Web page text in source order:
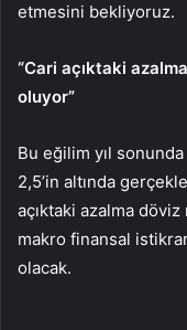
etmesini bekliyoruz.
“Cari açıktaki
oluyor”
Bu eğilim yıl
2,5’in altında
açıktaki azalma
makro finansal
olacak.